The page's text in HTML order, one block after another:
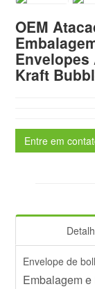
OEM
Kraft
Entre em
Envelope de
Embalagem e